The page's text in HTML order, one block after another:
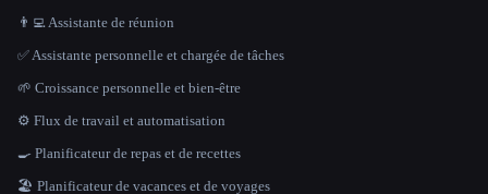
👨‍💻 Assistante de réunion
✅ Assistante personnelle et chargée de tâches
🌱 Croissance personnelle et bien-être
⚙️ Flux de travail et automatisation
🍳 Planificateur de repas et de recettes
🏖 Planificateur de vacances et de voyages